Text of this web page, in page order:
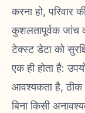
करना हो, परिवार
कुशलतापूर्वक जांच
टेक्स्ट डेटा को
एक ही होता है:
आवश्यकता है,
बिना किसी